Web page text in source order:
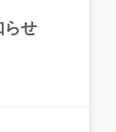
らせ